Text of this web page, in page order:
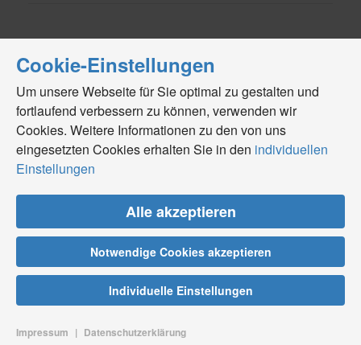
Cookie-Einstellungen
Um unsere Webseite für Sie optimal zu gestalten und
fortlaufend verbessern zu können, verwenden wir
Cookies. Weitere Informationen zu den von uns
eingesetzten Cookies erhalten Sie in den individuellen
Einstellungen
Alle akzeptieren
Notwendige Cookies akzeptieren
Impressum | Datenschutzerklärung
Individuelle Einstellungen